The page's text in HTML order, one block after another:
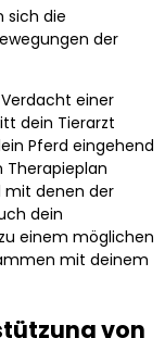
sich die
der
einer
dein Tierarzt
Pferd eingehend
mit denen der
dein
einem möglichen
mit deinem
von